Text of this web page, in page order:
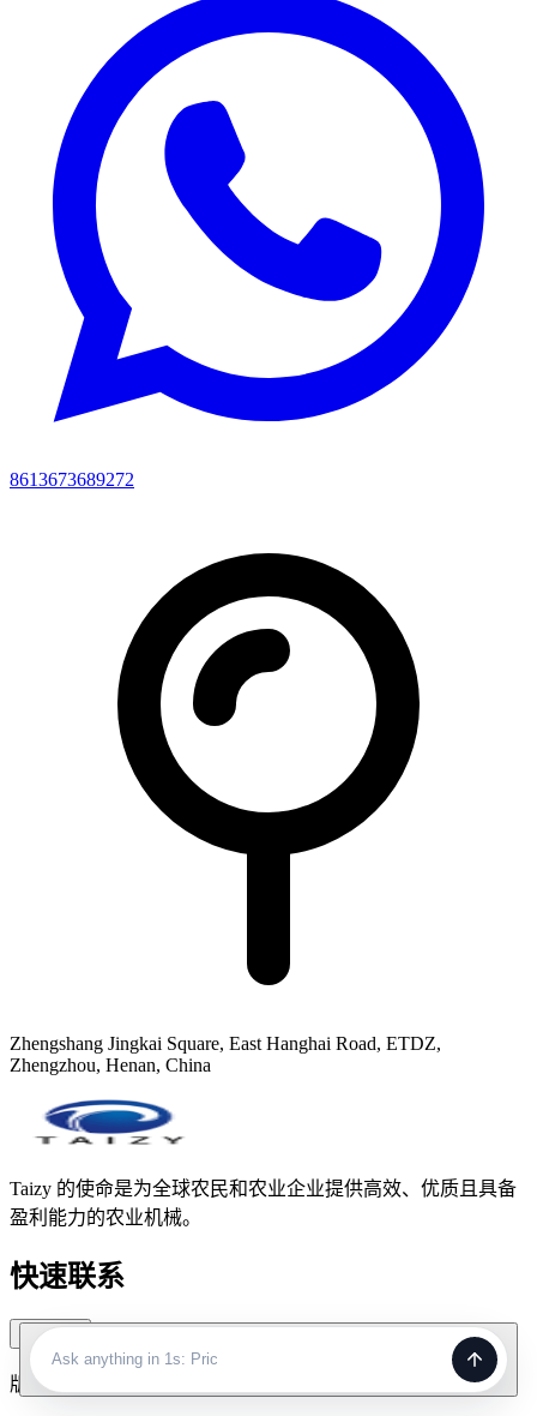
8613673689272
Zhengshang Jingkai Square, East Hanghai Road, ETDZ,
Zhengzhou, Henan, China
Taizy 的使命是为全球农民和农业企业提供高效、优质且具备
盈利能力的农业机械。
快速联系
快速联系
版权所有。
Ask anything in 1s: Prices, promos,